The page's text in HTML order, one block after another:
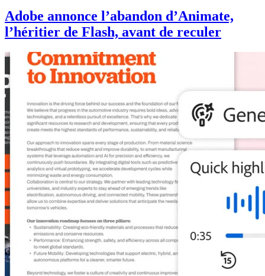
Adobe annonce l’abandon d’Animate,
l’héritier de Flash, avant de reculer